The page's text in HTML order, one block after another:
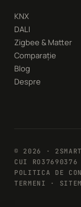
KNX
DALI
Zigbee & Matter
Comparație
Blog
Despre
© 2026 ·
CUI RO37690376
POLITICA DE
TERMENI ·